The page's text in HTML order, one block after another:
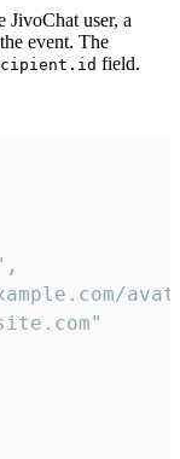
JivoChat user, a
event. The
field.